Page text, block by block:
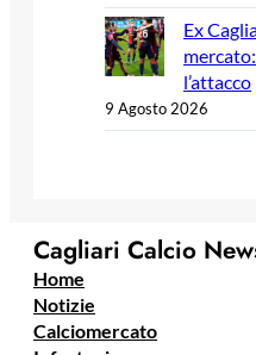
Ex
l’attacco
9 Agosto 2026
Cagliari Calcio
Home
Notizie
Calciomercato